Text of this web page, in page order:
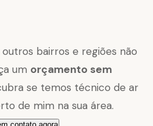
bairros e regiões não
um orçamento sem
se temos técnico de ar
de mim na sua área.